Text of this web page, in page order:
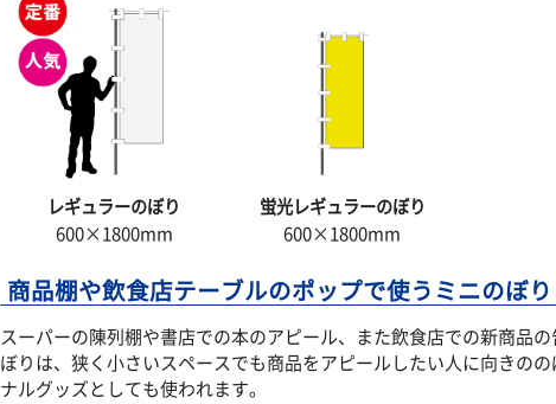
レギュラーのぼり
600×1800mm
蛍光レギュラーのぼり
600×1800mm
商品棚や飲食店テーブルのポップで使うミニのぼり
スーパーの陳列棚や書店での本のアピール、また飲食店での新商品
ぼりは、狭く小さいスペースでも商品をアピールしたい人に向きの
ナルグッズとしても使われます。